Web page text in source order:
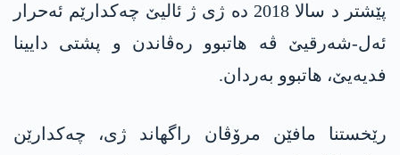
پێشتر د سالا 2018 دە ژی ژ ئالیێ چەکدارێم ئەحرار
ئەل-شەرقیێ ڤە ھاتبوو رەڤاندن و پشتی دایینا
فدیەیێ، ھاتبوو بەردان.
رێخستنا مافێن مرۆڤان راگھاند ژی، چەکدارێن